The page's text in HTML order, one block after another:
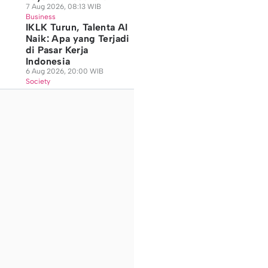
7 Aug 2026, 08:13 WIB
Business
IKLK Turun, Talenta AI
Naik: Apa yang Terjadi
di Pasar Kerja
Indonesia
6 Aug 2026, 20:00 WIB
Society